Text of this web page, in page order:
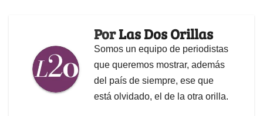
PorLas Dos Orillas
Somos un equipo de periodistas
que queremos mostrar, además
del país de siempre, ese que
está olvidado, el de la otra orilla.